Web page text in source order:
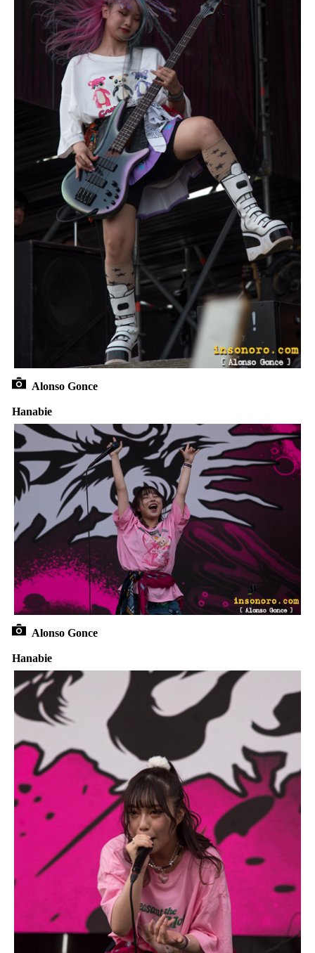
Alonso Gonce
Hanabie
Alonso Gonce
Hanabie